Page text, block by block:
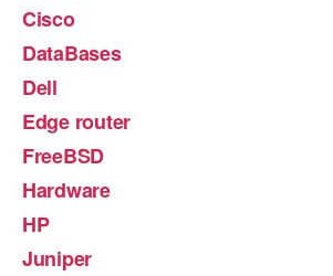
Cisco
DataBases
Dell
Edge router
FreeBSD
Hardware
HP
Juniper